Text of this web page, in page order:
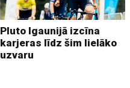
Pluto Igaunijā izcīna
karjeras līdz šim lielāko
uzvaru